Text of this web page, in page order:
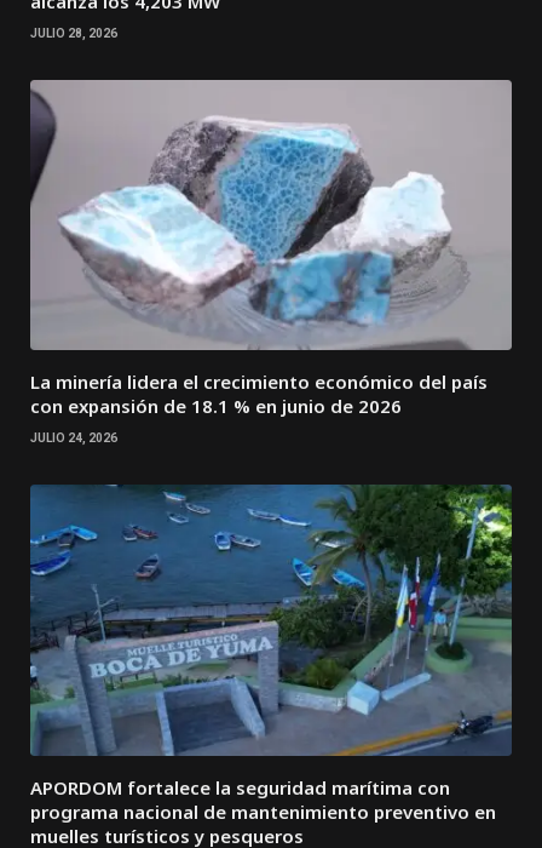
JULIO 28, 2026
La minería lidera el crecimiento económico del país
con expansión de 18.1 % en junio de 2026
JULIO 24, 2026
APORDOM fortalece la seguridad marítima con
programa nacional de mantenimiento preventivo en
muelles turísticos y pesqueros